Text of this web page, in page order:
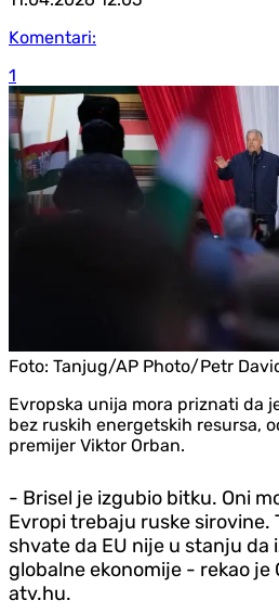
Komentari:
1
Foto: Tanjug/AP Photo/Petr
Evropska unija mora priznati da
bez ruskih energetskih resursa,
premijer Viktor Orban.
- Brisel je izgubio bitku. Oni
Evropi trebaju ruske sirovine.
shvate da EU nije u stanju da
globalne ekonomije - rekao
atv.hu.